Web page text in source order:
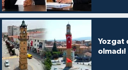
Yozgat
olmadı!